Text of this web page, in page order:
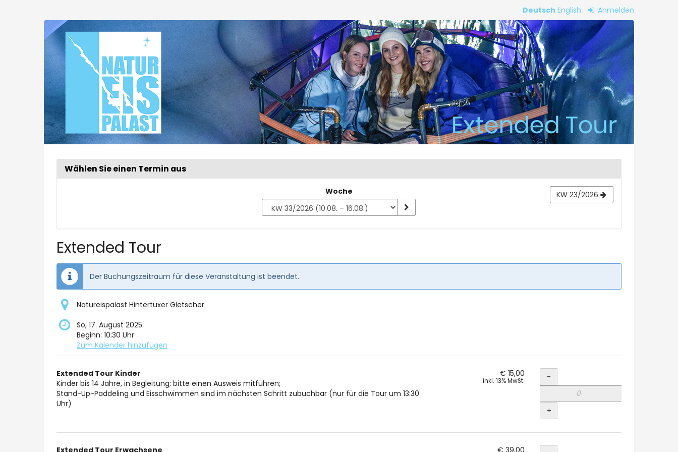
Deutsch English Anmelden
Extended
Tour
Wählen Sie einen Termin aus
Woche KW 23/2026
Extended Tour
Der Buchungszeitraum für diese Veranstaltung ist beendet.
Natureispalast Hintertuxer Gletscher
So, 17. August 2025
Beginn: 10:30 Uhr
Zum Kalender hinzufügen
Produkte
Unkategorisierte
Produkte
Extended Tour Kinder
Kinder bis 14 Jahre, in Begleitung; bitte einen Ausweis mitführen;
Stand-Up-Paddeling und Eisschwimmen sind im nächsten Schritt zubuchbar (nur für die Tour um 13:30
Uhr)
€ 15,00
inkl. 13% MwSt. Menge
-
+